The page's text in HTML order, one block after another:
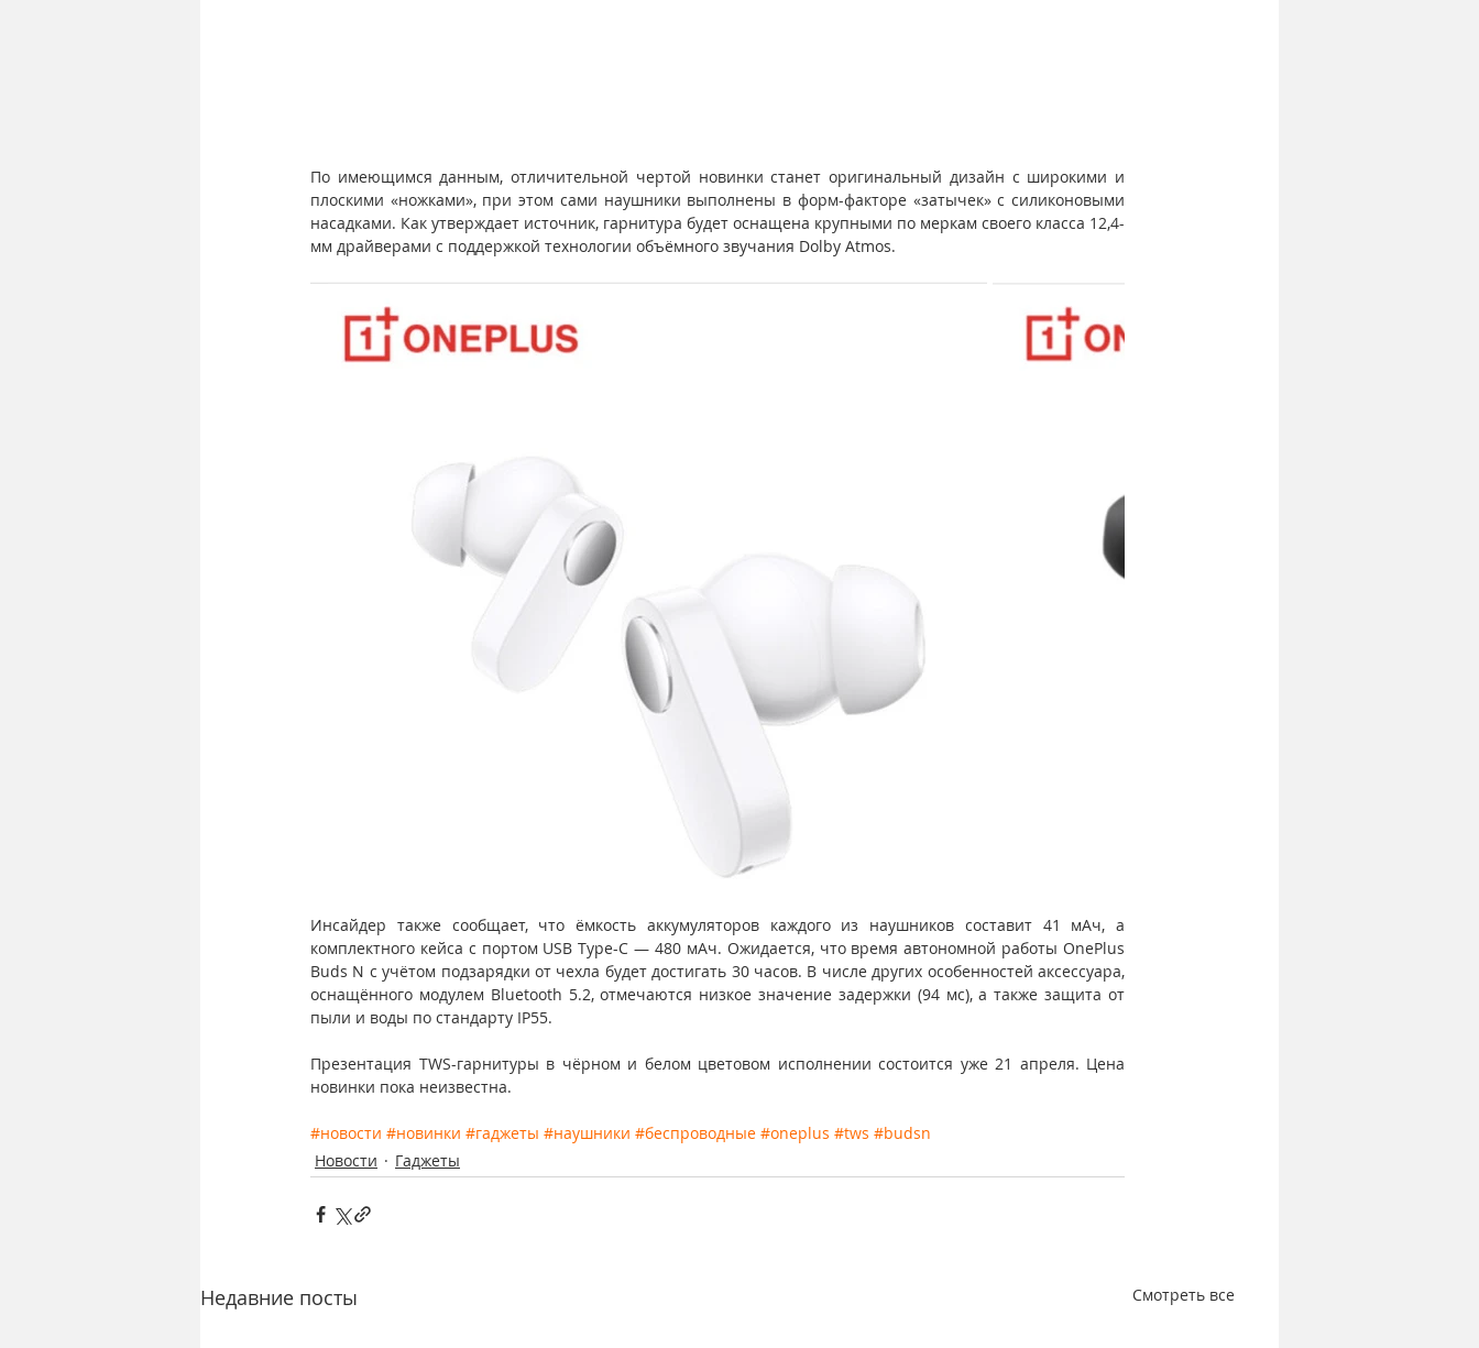
По имеющимся данным, отличительной чертой новинки станет оригинальный дизайн с широкими и
плоскими «ножками», при этом сами наушники выполнены в форм-факторе «затычек» с силиконовыми
насадками. Как утверждает источник, гарнитура будет оснащена крупными по меркам своего класса 12,4-
мм драйверами с поддержкой технологии объёмного звучания Dolby Atmos.
Инсайдер также сообщает, что ёмкость аккумуляторов каждого из наушников составит 41 мАч, а
комплектного кейса с портом USB Type-C — 480 мАч. Ожидается, что время автономной работы OnePlus
Buds N с учётом подзарядки от чехла будет достигать 30 часов. В числе других особенностей аксессуара,
оснащённого модулем Bluetooth 5.2, отмечаются низкое значение задержки (94 мс), а также защита от
пыли и воды по стандарту IP55.
Презентация TWS-гарнитуры в чёрном и белом цветовом исполнении состоится уже 21 апреля. Цена
новинки пока неизвестна.
#новости #новинки #гаджеты #наушники #беспроводные #oneplus #tws #budsn
Новости
Гаджеты
Недавние посты Смотреть все